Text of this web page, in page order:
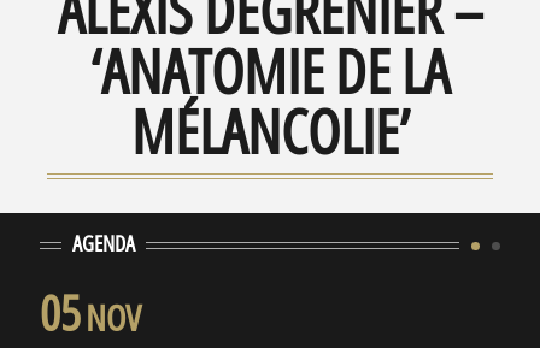
‘ANATOMIE DE LA
MÉLANCOLIE’
AGENDA
05NOV